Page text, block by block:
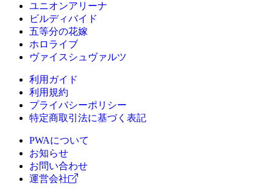
ユニオンアリーナ
ビルディバイド
五等分の花嫁
ホロライブ
ヴァイスシュヴァルツ
利用ガイド
利用規約
プライバシーポリシー
特定商取引法に基づく表記
PWAについて
お知らせ
お問い合わせ
運営会社